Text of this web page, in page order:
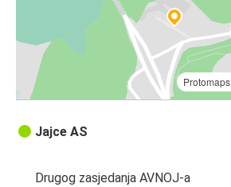
Protomaps
Jajce AS
Drugog zasjedanja AVNOJ-a